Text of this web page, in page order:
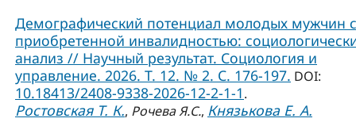
Демографический потенциал молодых мужчин с
приобретенной инвалидностью:
анализ // Научный результат. Социология и
управление. 2026. Т. 12. № 2. С. 176-197. DOI:
10.18413/2408-9338-2026-12-2-1-1.
Ростовская Т. К., Рочева Я.С., Князькова Е. А.